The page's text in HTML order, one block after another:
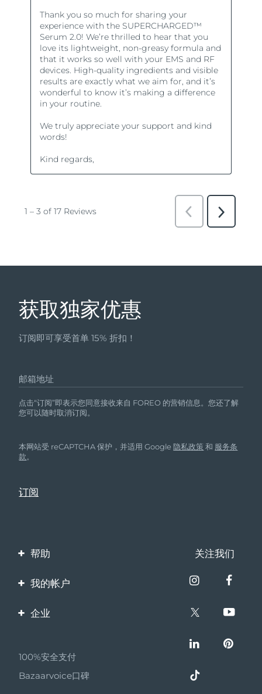
获取独家优惠
订阅即可享受首单 15% 折扣！
邮箱地址
点击“订阅”即表示您同意接收来自 FOREO 的营销信息。您还了解
您可以随时取消订阅。
本网站受 reCAPTCHA 保护，并适用 Google隐私政策 和 服务条
款。
帮助
联系我们
保修与退换货
关注我们
我的帐户
产品注册
企业
伙伴计划
联盟新闻
100%安全支付
Bazaarvoice口碑